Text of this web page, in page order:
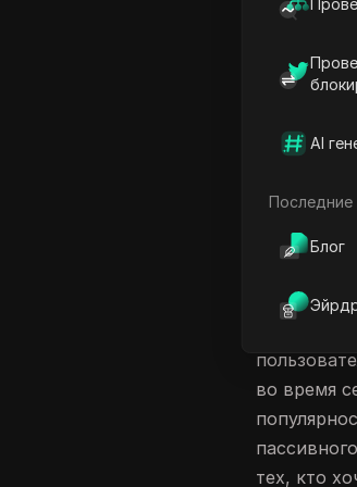
AI
Последние
Блог
Способы
Опыт
Часто
во время
тех, кто